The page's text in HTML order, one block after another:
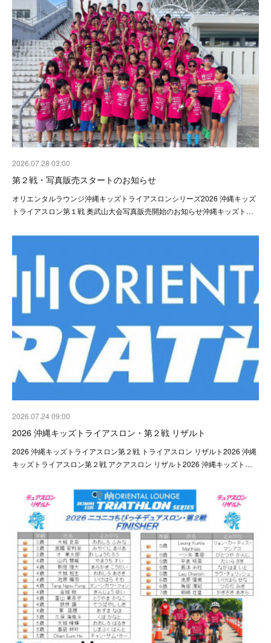
2026.07.28 03:00
第２戦・写真販売スタートのお知らせ
オリエンタルラウンジ沖縄キッズトライアスロンシリーズ2026 沖縄キッズ
トライアスロン第１戦 奥武山大会写真販売開始のお知らせ沖縄キッズト…
2026.07.24 09:00
2026 沖縄キッズトライアスロン・第２戦 リザルト
2026 沖縄キッズトライアスロン第２戦 トライアスロン リザルト2026 沖縄
キッズトライアスロン第２戦 アクアスロン リザルト2026 沖縄キッズト…